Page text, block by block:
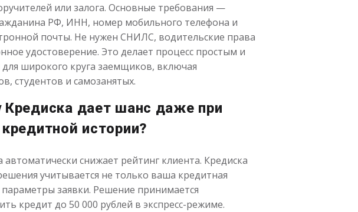
или залога. Основные требования —
РФ, ИНН, номер мобильного телефона и
почты. Не нужен СНИЛС, водительские права
удостоверение. Это делает процесс простым и
широкого круга заемщиков, включая
студентов и самозанятых.
Кредиска дает шанс даже при
истории?
снижает рейтинг клиента. Кредиска
учитывается не только ваша кредитная
заявки. Решение принимается
кредит до 50 000 рублей в экспресс-режиме.